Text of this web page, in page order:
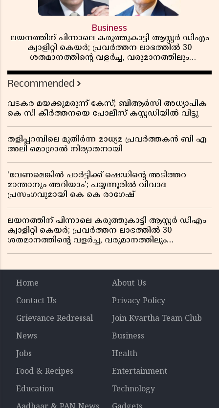
Business
ലയനത്തിന് പിന്നാലെ കരുത്തുകാട്ടി ആസ്റ്റർ ഡിഎം
ക്വാളിറ്റി കെയർ; പ്രവർത്തന ലാഭത്തിൽ 30
ശതമാനത്തിൻ്റെ വളർച്ച, വരുമാനത്തിലും
റിപ്പോർട്ട് പുറത്ത്
Recommended
വടകര മയക്കുമരുന്ന് കേസ്; ബിആർസി അധ്യാപിക
കെ സി കീർത്തനയെ പോലീസ് കസ്റ്റഡിയിൽ വിട്ടു
തളിപ്പറമ്പിലെ മുതിർന്ന മാധ്യമ പ്രവർത്തകൻ ബി എ
അലി മൊഗ്രാൽ നിര്യാതനായി
‘വേണമെങ്കിൽ പാർട്ടിക്ക് ഷെഡിൻ്റെ അടിത്തറ
മാന്താനും അറിയാം’; പയ്യന്നൂരിൽ വിവാദ
പ്രസംഗവുമായി കെ കെ രാഗേഷ്
ലയനത്തിന് പിന്നാലെ കരുത്തുകാട്ടി ആസ്റ്റർ ഡിഎം
ക്വാളിറ്റി കെയർ; പ്രവർത്തന ലാഭത്തിൽ 30
ശതമാനത്തിൻ്റെ വളർച്ച, വരുമാനത്തിലും
Home
About Us
Contact Us
Privacy Policy
Grievance Redressal
Join Kvartha Team Club
News
Business
Jobs
Health
Food & Recipes
Entertainment
Education
Technology